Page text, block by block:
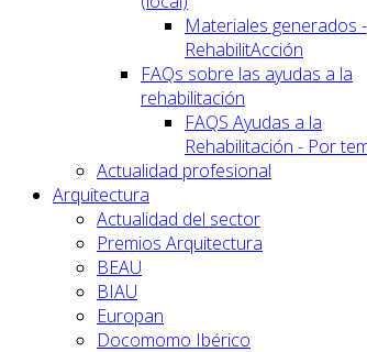
Materiales generados -
RehabilitAcción
FAQs sobre las ayudas a la
rehabilitación
FAQS Ayudas a la
Rehabilitación - Por
Actualidad profesional
Arquitectura
Actualidad del sector
Premios Arquitectura
BEAU
BIAU
Europan
Docomomo Ibérico